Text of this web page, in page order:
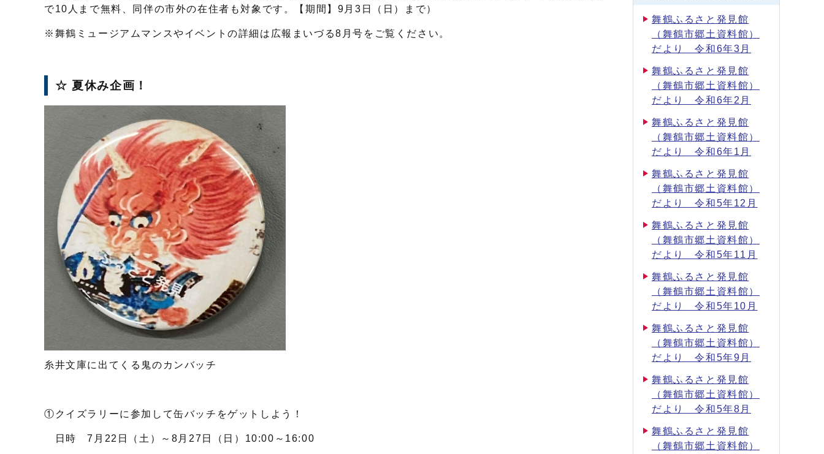
で10人まで無料、同伴の市外の在住者も対象です。【期間】9月3日（日）まで）
※舞鶴ミュージアムマンスやイベントの詳細は広報まいづる8月号をご覧ください。
☆ 夏休み企画！
糸井文庫に出てくる鬼のカンバッチ
①クイズラリーに参加して缶バッチをゲットしよう！
日時 7月22日（土）～8月27日（日）10:00～16:00
舞鶴ふるさと発見館
（舞鶴市郷土資料館）
だより 令和6年3月
舞鶴ふるさと発見館
（舞鶴市郷土資料館）
だより 令和6年2月
舞鶴ふるさと発見館
（舞鶴市郷土資料館）
だより 令和6年1月
舞鶴ふるさと発見館
（舞鶴市郷土資料館）
だより 令和5年12月
舞鶴ふるさと発見館
（舞鶴市郷土資料館）
だより 令和5年11月
舞鶴ふるさと発見館
（舞鶴市郷土資料館）
だより 令和5年10月
舞鶴ふるさと発見館
（舞鶴市郷土資料館）
だより 令和5年9月
舞鶴ふるさと発見館
（舞鶴市郷土資料館）
だより 令和5年8月
舞鶴ふるさと発見館
（舞鶴市郷土資料館）